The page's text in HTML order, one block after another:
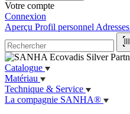
Votre compte
Connexion
Aperçu Profil personnel Adresses
Catalogue
Matériau
Technique & Service
La compagnie SANHA®